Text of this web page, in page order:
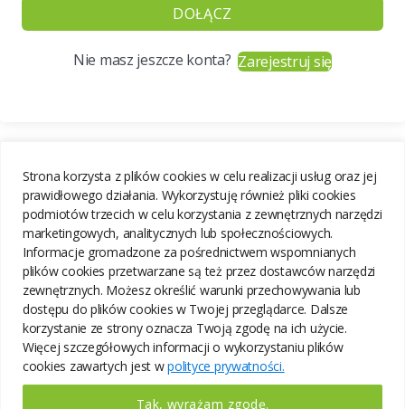
Strona korzysta z plików cookies w celu realizacji usług oraz jej
prawidłowego działania. Wykorzystuję również pliki cookies
podmiotów trzecich w celu korzystania z zewnętrznych narzędzi
marketingowych, analitycznych lub społecznościowych.
Informacje gromadzone za pośrednictwem wspomnianych
plików cookies przetwarzane są też przez dostawców narzędzi
zewnętrznych. Możesz określić warunki przechowywania lub
dostępu do plików cookies w Twojej przeglądarce. Dalsze
korzystanie ze strony oznacza Twoją zgodę na ich użycie.
Więcej szczegółowych informacji o wykorzystaniu plików
cookies zawartych jest wpolityce prywatności.
Tak, wyrażam zgodę.
DOŁĄCZ
Nie masz jeszcze konta?Zarejestruj się